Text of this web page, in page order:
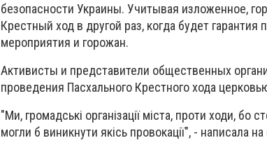
безопасности Украины. Учитывая изложенное,
Крестный ход в другой раз, когда будет
мероприятия и горожан.
Активисты и представители общественных
проведения Пасхального Крестного хода
"Ми, громадські організації міста, проти ходи, бо
могли б виникнути якісь провокації", - написала